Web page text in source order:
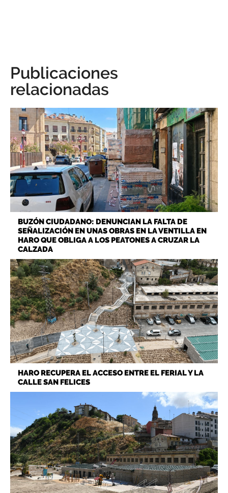
Publicaciones
relacionadas
BUZÓN CIUDADANO: DENUNCIAN LA FALTA DE
SEÑALIZACIÓN EN UNAS OBRAS EN LA VENTILLA EN
HARO QUE OBLIGA A LOS PEATONES A CRUZAR LA
CALZADA
HARO RECUPERA EL ACCESO ENTRE EL FERIAL Y LA
CALLE SAN FELICES